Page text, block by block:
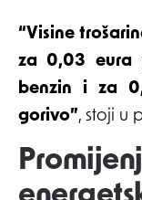
“Visine
za 0,03 eura
benzin i za
gorivo”, stoji u